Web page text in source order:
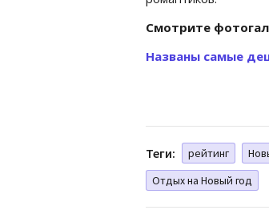
Cмотрите
Названы самые
Теги: рейтинг
Отдых на Новый год